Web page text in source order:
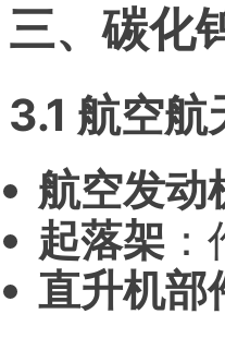
三、碳化
3.1 航空航
航空发动
起落架
直升机部